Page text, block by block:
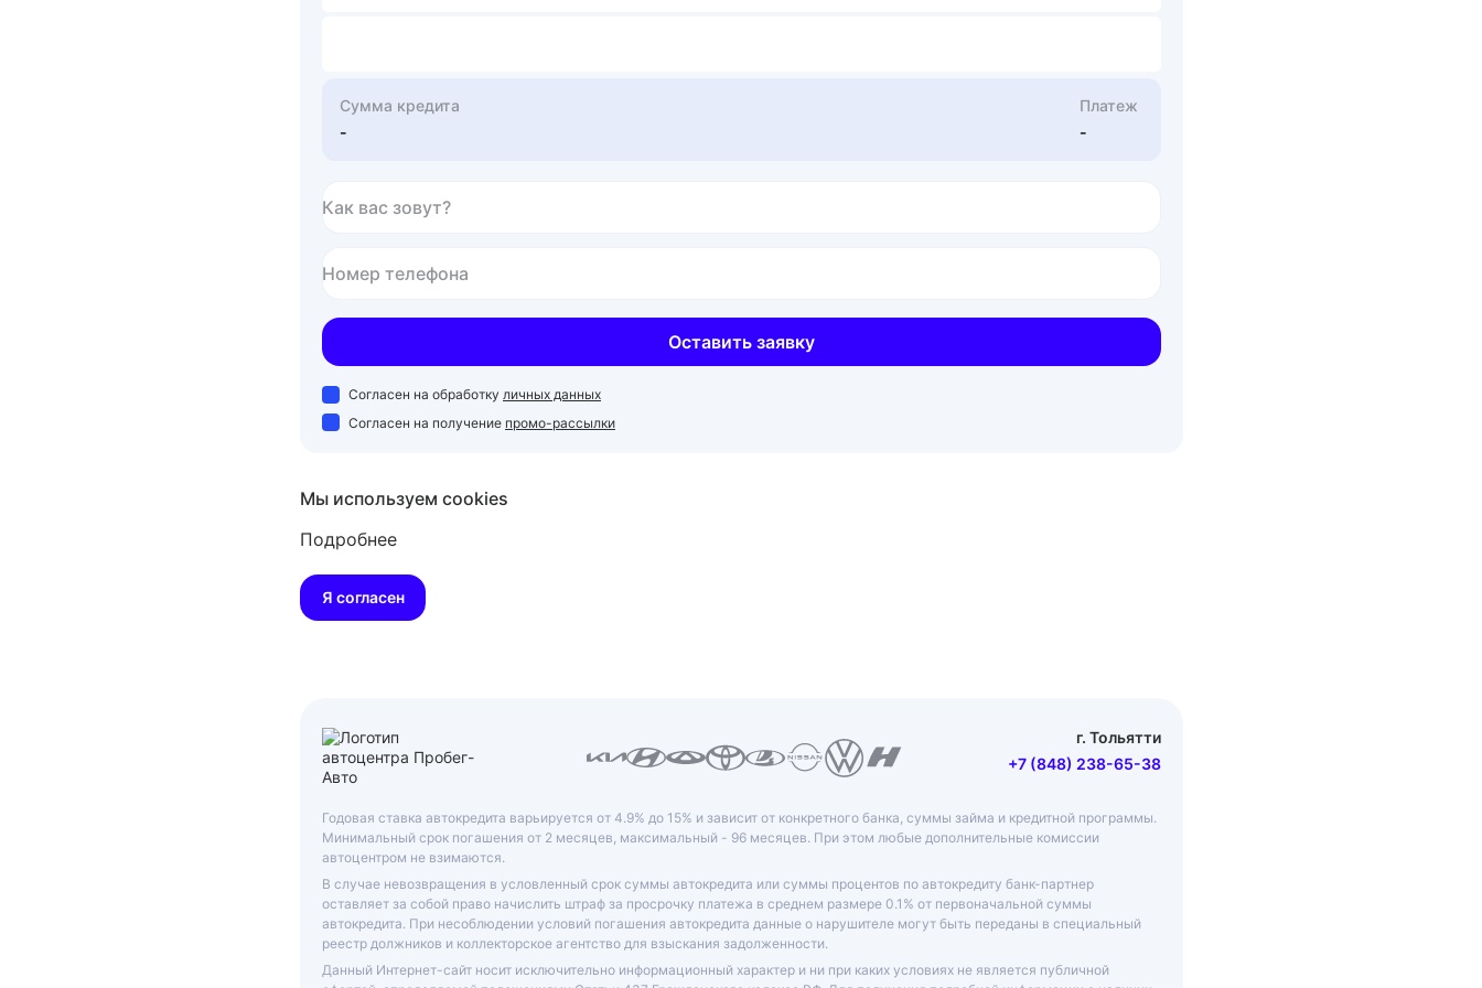
Сумма кредита
-
Платеж
-
Как вас зовут?
Номер телефона
Оставить заявку
Согласен на обработку личных данных
Согласен на получение промо-рассылки
Мы используем cookies
Подробнее
Я согласен
г. Тольятти
+7 (848) 238-65-38
Годовая ставка автокредита варьируется от 4.9% до 15% и зависит от конкретного банка, суммы займа и кредитной программы.
Минимальный срок погашения от 2 месяцев, максимальный - 96 месяцев. При этом любые дополнительные комиссии
автоцентром не взимаются.
В случае невозвращения в условленный срок суммы автокредита или суммы процентов по автокредиту банк-партнер
оставляет за собой право начислить штраф за просрочку платежа в среднем размере 0.1% от первоначальной суммы
автокредита. При несоблюдении условий погашения автокредита данные о нарушителе могут быть переданы в специальный
реестр должников и коллекторское агентство для взыскания задолженности.
Данный Интернет-сайт носит исключительно информационный характер и ни при каких условиях не является публичной